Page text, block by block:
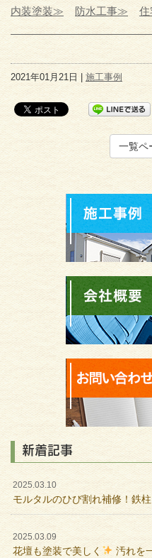
内装塗装≫
防水工事≫
2021年01月21日 | 施工事例
一覧ペ
新着記事
2025.03.10
モルタルのひび割れ補修！鉄
2025.03.09
花壇も塗装で美しく 汚れを